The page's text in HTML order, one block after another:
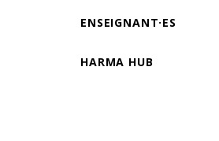
ENSEIGNANT·ES
HARMA HUB